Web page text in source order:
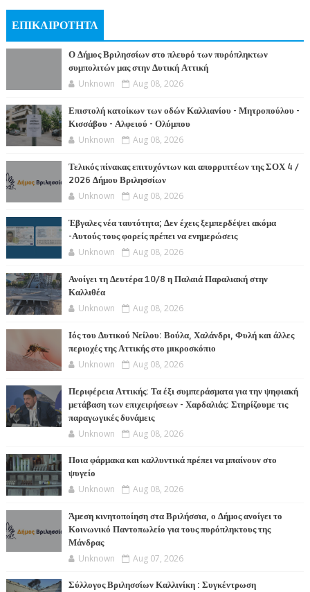
ΕΠΙΚΑΙΡΟΤΗΤΑ
Ο Δήμος Βριλησσίων στο πλευρό των πυρόπληκτων
συμπολιτών μας στην Δυτική Αττική
Unknown Aug 08, 2026
Επιστολή κατοίκων των οδών Καλλιανίου - Μητροπούλου -
Κισσάβου - Αλφειού - Ολύμπου
Unknown Aug 08, 2026
Τελικός πίνακας επιτυχόντων και απορριπτέων της ΣΟΧ 4 /
2026 Δήμου Βριλησσίων
Unknown Aug 08, 2026
Έβγαλες νέα ταυτότητα; Δεν έχεις ξεμπερδέψει ακόμα
-Αυτούς τους φορείς πρέπει να ενημερώσεις
Unknown Aug 08, 2026
Ανοίγει τη Δευτέρα 10/8 η Παλαιά Παραλιακή στην
Καλλιθέα
Unknown Aug 08, 2026
Ιός του Δυτικού Νείλου: Βούλα, Χαλάνδρι, Φυλή και άλλες
περιοχές της Αττικής στο μικροσκόπιο
Unknown Aug 08, 2026
Περιφέρεια Αττικής: Τα έξι συμπεράσματα για την ψηφιακή
μετάβαση των επιχειρήσεων - Χαρδαλιάς: Στηρίζουμε τις
παραγωγικές δυνάμεις
Unknown Aug 08, 2026
Ποια φάρμακα και καλλυντικά πρέπει να μπαίνουν στο
ψυγείο
Unknown Aug 08, 2026
Άμεση κινητοποίηση στα Βριλήσσια, ο Δήμος ανοίγει το
Κοινωνικό Παντοπωλείο για τους πυρόπληκτους της
Μάνδρας
Unknown Aug 07, 2026
Σύλλογος Βριλησσίων Καλλινίκη : Συγκέντρωση